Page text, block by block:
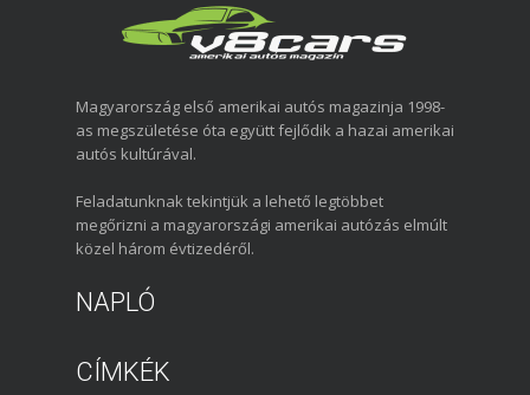
Magyarország első amerikai autós magazinja 1998-
as megszületése óta együtt fejlődik a hazai amerikai
autós kultúrával.
Feladatunknak tekintjük a lehető legtöbbet
megőrizni a magyarországi amerikai autózás elmúlt
közel három évtizedéről.
NAPLÓ
CÍMKÉK